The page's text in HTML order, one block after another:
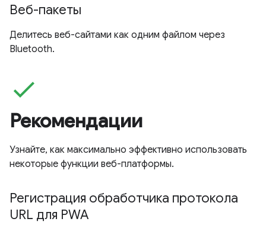
Веб-пакеты
Делитесь веб-сайтами как одним файлом через
Bluetooth.
check
Рекомендации
Узнайте, как максимально эффективно использовать
некоторые функции веб-платформы.
Регистрация обработчика протокола
URL для PWA